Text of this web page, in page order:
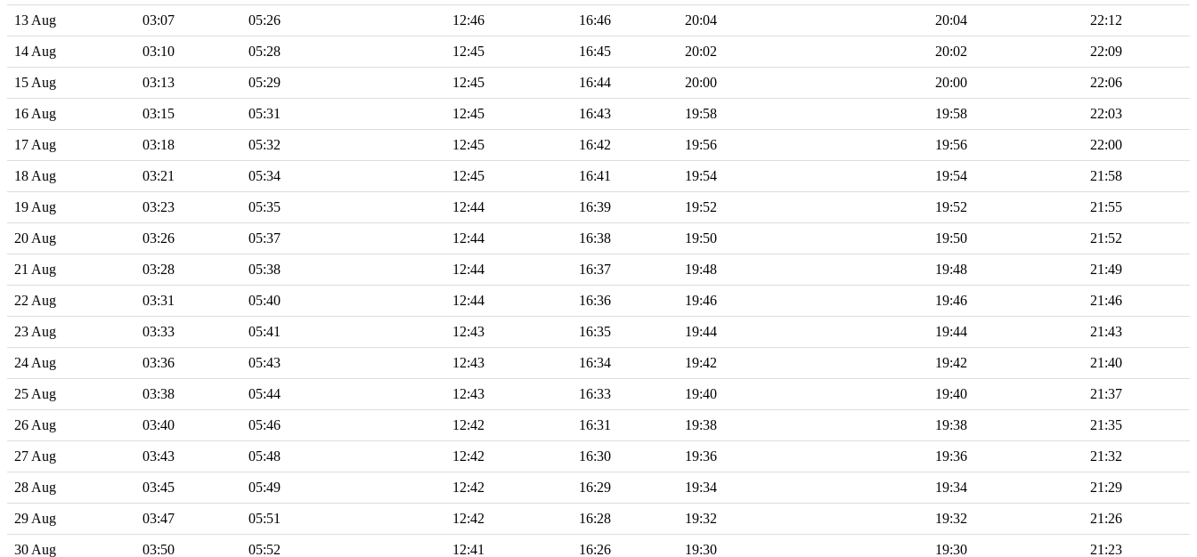
13 Aug 03:07 05:26 12:46 16:46 20:04 20:04 22:12
14 Aug 03:10 05:28 12:45 16:45 20:02 20:02 22:09
15 Aug 03:13 05:29 12:45 16:44 20:00 20:00 22:06
16 Aug 03:15 05:31 12:45 16:43 19:58 19:58 22:03
17 Aug 03:18 05:32 12:45 16:42 19:56 19:56 22:00
18 Aug 03:21 05:34 12:45 16:41 19:54 19:54 21:58
19 Aug 03:23 05:35 12:44 16:39 19:52 19:52 21:55
20 Aug 03:26 05:37 12:44 16:38 19:50 19:50 21:52
21 Aug 03:28 05:38 12:44 16:37 19:48 19:48 21:49
22 Aug 03:31 05:40 12:44 16:36 19:46 19:46 21:46
23 Aug 03:33 05:41 12:43 16:35 19:44 19:44 21:43
24 Aug 03:36 05:43 12:43 16:34 19:42 19:42 21:40
25 Aug 03:38 05:44 12:43 16:33 19:40 19:40 21:37
26 Aug 03:40 05:46 12:42 16:31 19:38 19:38 21:35
27 Aug 03:43 05:48 12:42 16:30 19:36 19:36 21:32
28 Aug 03:45 05:49 12:42 16:29 19:34 19:34 21:29
29 Aug 03:47 05:51 12:42 16:28 19:32 19:32 21:26
30 Aug 03:50 05:52 12:41 16:26 19:30 19:30 21:23